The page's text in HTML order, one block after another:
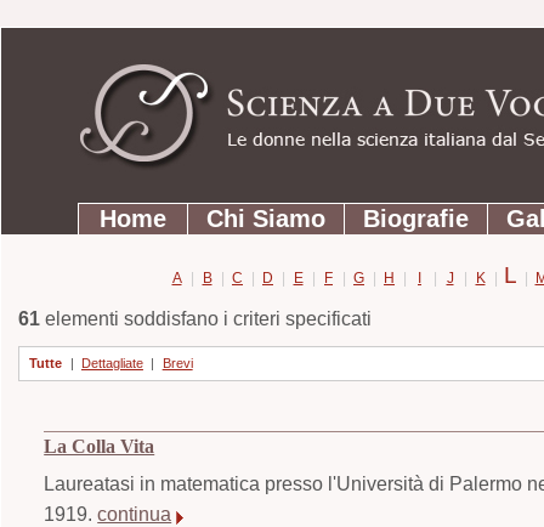
contenuti.
Strumenti
personali
SezioniHome Chi Siamo Biografie
A | B | C | D | E | F | G | H | I | J | K | L |
61elementi soddisfano i criteri specificati
Tutte | Dettagliate | Brevi
La Colla Vita
Laureatasi in matematica presso l'Università di Palermo
1919.continua